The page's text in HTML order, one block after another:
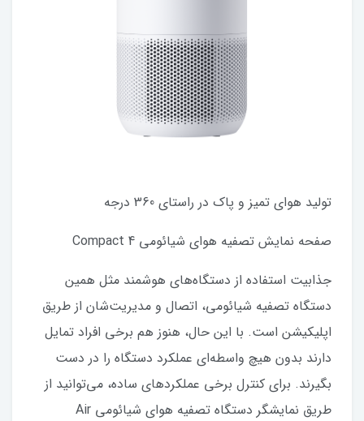
تولید هوای تمیز و پاک در راستای 360 درجه
صفحه نمایش تصفیه هوای شیائومی 4 Compact
جذابیت استفاده از دستگاه‌های هوشمند مثل همین
دستگاه تصفیه شیائومی، اتصال و مدیریت‌شان از طریق
اپلیکیشن است. با این حال، هنوز هم برخی افراد تمایل
دارند بدون هیچ واسطه‌ای عملکرد دستگاه را در دست
بگیرند. برای کنترل برخی عملکردهای ساده، می‌توانید از
طریق نمایشگر دستگاه تصفیه هوای شیائومی Air